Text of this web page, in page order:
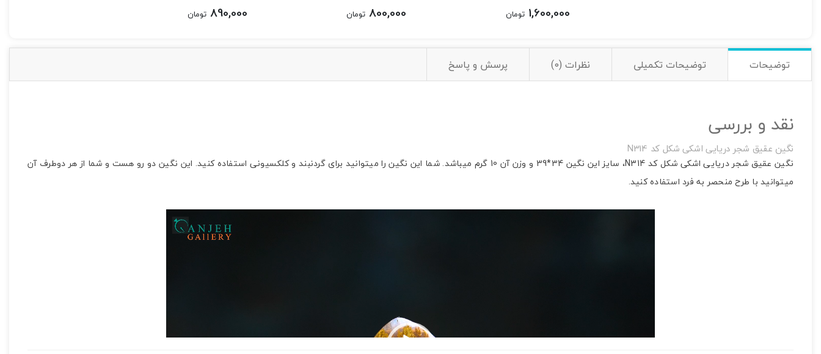
1,600,000 تومان 800,000 تومان 890,000 تومان
توضیحات توضیحات تکمیلی نظرات (0) پرسش و پاسخ
نقد و بررسی
نگین عقیق شجر دریایی اشکی شکل کد N314
نگین عقیق شجر دریایی اشکی شکل کد N314، سایز این نگین 34*39 و وزن آن 10 گرم میباشد. شما این نگین را میتوانید برای گردنبند و کلکسیونی استفاده کنید. این نگین دو رو هست و شما از هر دوطرف آن
میتوانید با طرح منحصر به فرد استفاده کنید.